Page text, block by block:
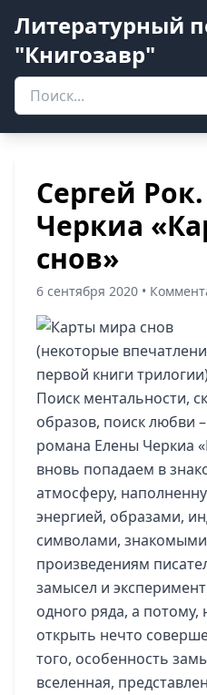
Литературный
"Книгозавр"
Сергей
Черкиа
снов»
6 сентября 2020 •
(некоторые
первой книги
Поиск ментальности,
образов, поиск любви
романа Елены Черкиа
вновь попадаем в
атмосферу,
энергией, образами,
символами,
произведениям
замысел и
одного ряда, а потому,
открыть нечто
того, особенность
вселенная,